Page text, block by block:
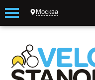
Москва